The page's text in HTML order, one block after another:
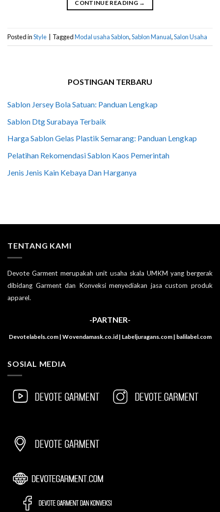
CONTINUE READING →
Posted inStyle TaggedModal usaha Sablon,Sablon Manual,Salon Usaha
POSTINGAN TERBARU
Sablon Jersey Bola Satuan: Panduan Lengkap
Sablon Dtg Surabaya Terbaik
Harga Sablon Gelas Plastik Semarang: Panduan Lengkap
Pelatihan Rekomendasi Sablon Kaos Pemerintah
Jenis Jenis Kain Kebaya Dan Harganya
TENTANG KAMI
Devote Garment merupakah unit usaha skala UMKM yang bergerak
dibidang Garment dan Konveksi menyediakan jasa custom produk
apparel.
-PARTNER-
Devotelabels.com | Wovendamask.co.id | Labeljuragans.com | balilabel.com
SOSIAL MEDIA